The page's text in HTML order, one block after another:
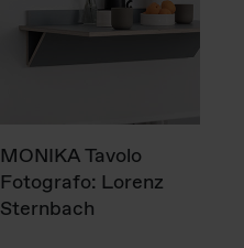
MONIKA Tavolo
Fotografo: Lorenz
Sternbach